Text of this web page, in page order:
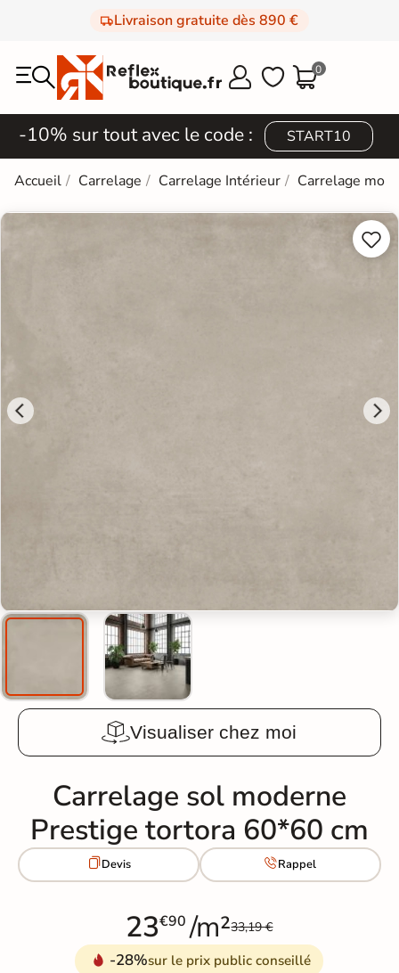
Livraison gratuite dès 890 €
  0
-10% sur tout avec le code : START10
Accueil Carrelage Carrelage Intérieur Carrelage


Visualiser chez moi
Carrelage sol moderne
Prestige tortora 60*60 cm
Devis Rappel
23€90 /m²33,19 €
-28%sur le prix public conseillé